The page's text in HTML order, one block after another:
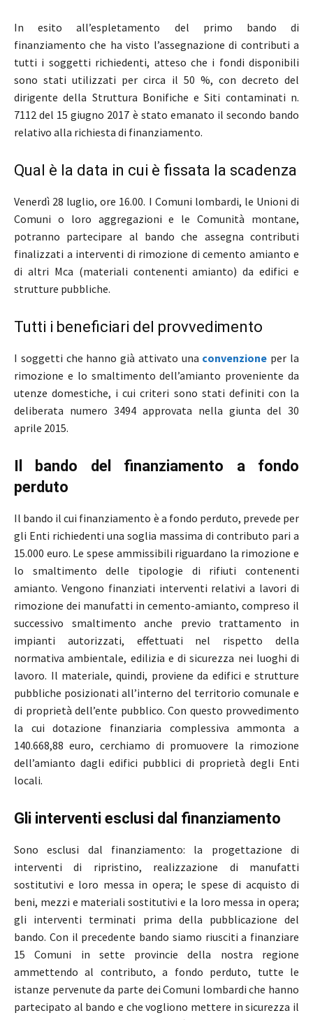
In esito all’espletamento del primo bando di
finanziamento che ha visto l’assegnazione di contributi a
tutti i soggetti richiedenti, atteso che i fondi disponibili
sono stati utilizzati per circa il 50 %, con decreto del
dirigente della Struttura Bonifiche e Siti contaminati n.
7112 del 15 giugno 2017 è stato emanato il secondo bando
relativo alla richiesta di finanziamento.
Qual è la data in cui è fissata la scadenza
Venerdì 28 luglio, ore 16.00. I Comuni lombardi, le Unioni di
Comuni o loro aggregazioni e le Comunità montane,
potranno partecipare al bando che assegna contributi
finalizzati a interventi di rimozione di cemento amianto e
di altri Mca (materiali contenenti amianto) da edifici e
strutture pubbliche.
Tutti i beneficiari del provvedimento
I soggetti che hanno già attivato una convenzione per la
rimozione e lo smaltimento dell’amianto proveniente da
utenze domestiche, i cui criteri sono stati definiti con la
deliberata numero 3494 approvata nella giunta del 30
aprile 2015.
Il bando del finanziamento a fondo
perduto
Il bando il cui finanziamento è a fondo perduto, prevede per
gli Enti richiedenti una soglia massima di contributo pari a
15.000 euro. Le spese ammissibili riguardano la rimozione e
lo smaltimento delle tipologie di rifiuti contenenti
amianto. Vengono finanziati interventi relativi a lavori di
rimozione dei manufatti in cemento-amianto, compreso il
successivo smaltimento anche previo trattamento in
impianti autorizzati, effettuati nel rispetto della
normativa ambientale, edilizia e di sicurezza nei luoghi di
lavoro. Il materiale, quindi, proviene da edifici e strutture
pubbliche posizionati all’interno del territorio comunale e
di proprietà dell’ente pubblico. Con questo provvedimento
la cui dotazione finanziaria complessiva ammonta a
140.668,88 euro, cerchiamo di promuovere la rimozione
dell’amianto dagli edifici pubblici di proprietà degli Enti
locali.
Gli interventi esclusi dal finanziamento
Sono esclusi dal finanziamento: la progettazione di
interventi di ripristino, realizzazione di manufatti
sostitutivi e loro messa in opera; le spese di acquisto di
beni, mezzi e materiali sostitutivi e la loro messa in opera;
gli interventi terminati prima della pubblicazione del
bando. Con il precedente bando siamo riusciti a finanziare
15 Comuni in sette provincie della nostra regione
ammettendo al contributo, a fondo perduto, tutte le
istanze pervenute da parte dei Comuni lombardi che hanno
partecipato al bando e che vogliono mettere in sicurezza il